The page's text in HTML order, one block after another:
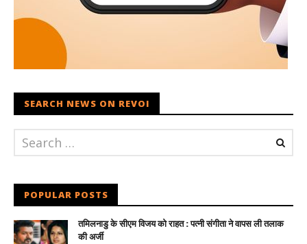
SEARCH NEWS ON REVOI
POPULAR POSTS
तमिलनाडु के सीएम विजय को राहत : पत्नी संगीता ने वापस ली तलाक
की अर्जी